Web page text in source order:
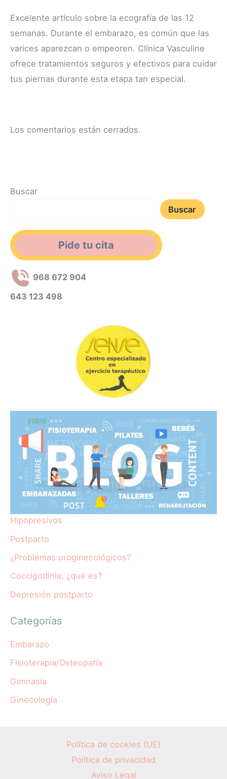
Excelente artículo sobre la ecografía de las 12
semanas. Durante el embarazo, es común que las
varices aparezcan o empeoren. Clínica Vasculine
ofrece tratamientos seguros y efectivos para cuidar
tus piernas durante esta etapa tan especial.
Los comentarios están cerrados.
Buscar
Buscar
Pide tu cita
968 672 904
643 123 498
Hipopresivos
Postparto
¿Problemas uroginecológicos?
Coccigodinia, ¿qué es?
Depresión postparto
Categorías
Embarazo
Fisioterapia/Osteopatía
Gimnasia
Ginecología
Política de cookies (UE)
Política de privacidad
Aviso Legal